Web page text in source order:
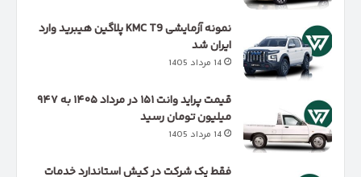
نمونه آزمایشی KMC T9 پلاگین هیبرید وارد
ایران شد
14 مرداد 1405
قیمت پراید وانت ۱۵۱ در مرداد ۱۴۰۵ به ۹۴۷
میلیون تومان رسید
14 مرداد 1405
فقط یک شرکت در کیش استاندارد خدمات